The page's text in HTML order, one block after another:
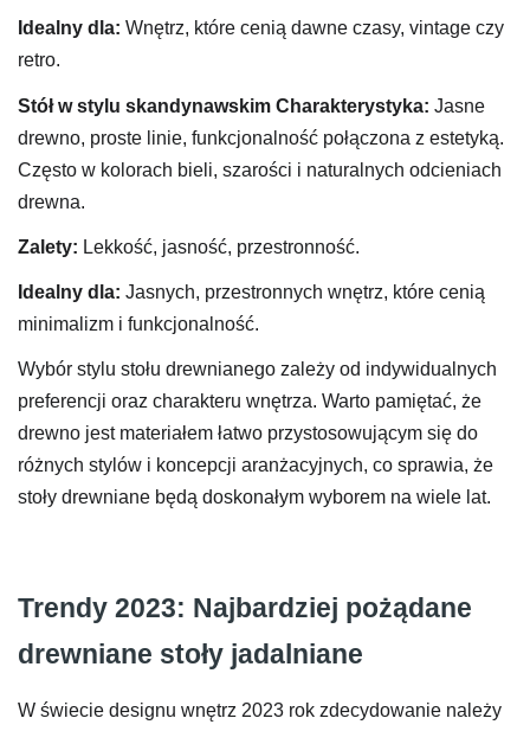
Idealny dla: Wnętrz, które cenią dawne czasy, vintage czy
retro.
Stół w stylu skandynawskim Charakterystyka: Jasne
drewno, proste linie, funkcjonalność połączona z estetyką.
Często w kolorach bieli, szarości i naturalnych odcieniach
drewna.
Zalety: Lekkość, jasność, przestronność.
Idealny dla: Jasnych, przestronnych wnętrz, które cenią
minimalizm i funkcjonalność.
Wybór stylu stołu drewnianego zależy od indywidualnych
preferencji oraz charakteru wnętrza. Warto pamiętać, że
drewno jest materiałem łatwo przystosowującym się do
różnych stylów i koncepcji aranżacyjnych, co sprawia, że
stoły drewniane będą doskonałym wyborem na wiele lat.
Trendy 2023: Najbardziej pożądane
drewniane stoły jadalniane
W świecie designu wnętrz 2023 rok zdecydowanie należy